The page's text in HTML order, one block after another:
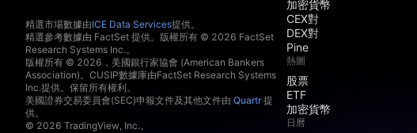
精選市場數據由ICE Data Services提供。
精選參考數據由 FactSet 提供。版權所有 © 2026 FactSet
Research Systems Inc.。
版權所有 © 2026，美國銀行家協會 (American Bankers
Association)。CUSIP數據庫由FactSet Research Systems
Inc.提供。保留所有權利。
美國證券交易委員會(SEC)申報文件及其他文件由 Quartr提
供。
© 2026 TradingView, Inc.。
加密貨幣
CEX對
DEX對
Pine
熱圖
股票
ETF
加密貨幣
日曆